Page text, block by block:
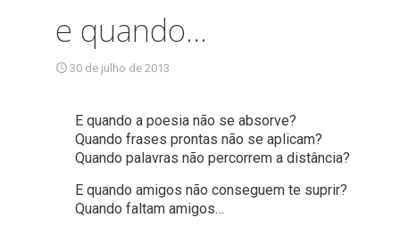
e quando…
30 de julho de 2013
E quando a poesia não se absorve?
Quando frases prontas não se aplicam?
Quando palavras não percorrem a distância?
E quando amigos não conseguem te suprir?
Quando faltam amigos…